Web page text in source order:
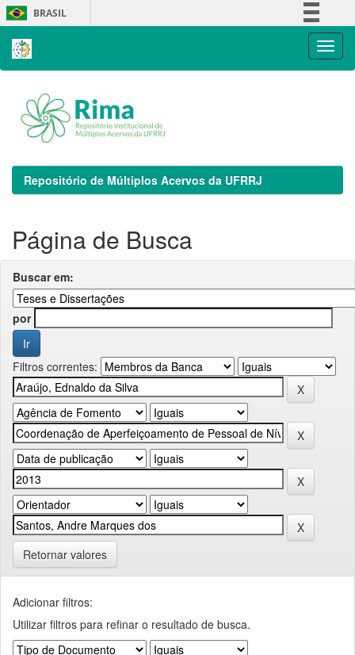
Skip
navigation
BRASIL
Repositório de Múltiplos Acervos da UFRRJ
Página de Busca
Buscar em:
por
Filtros correntes:
Retornar valores
Adicionar filtros:
Utilizar filtros para refinar o resultado de busca.